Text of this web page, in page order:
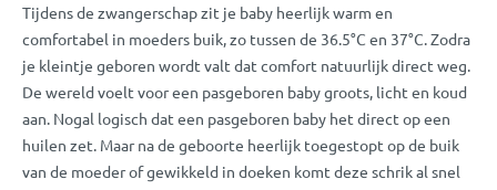
Tijdens de zwangerschap zit je baby heerlijk warm en
comfortabel in moeders buik, zo tussen de 36.5°C en 37°C. Zodra
je kleintje geboren wordt valt dat comfort natuurlijk direct weg.
De wereld voelt voor een pasgeboren baby groots, licht en koud
aan. Nogal logisch dat een pasgeboren baby het direct op een
huilen zet. Maar na de geboorte heerlijk toegestopt op de buik
van de moeder of gewikkeld in doeken komt deze schrik al snel